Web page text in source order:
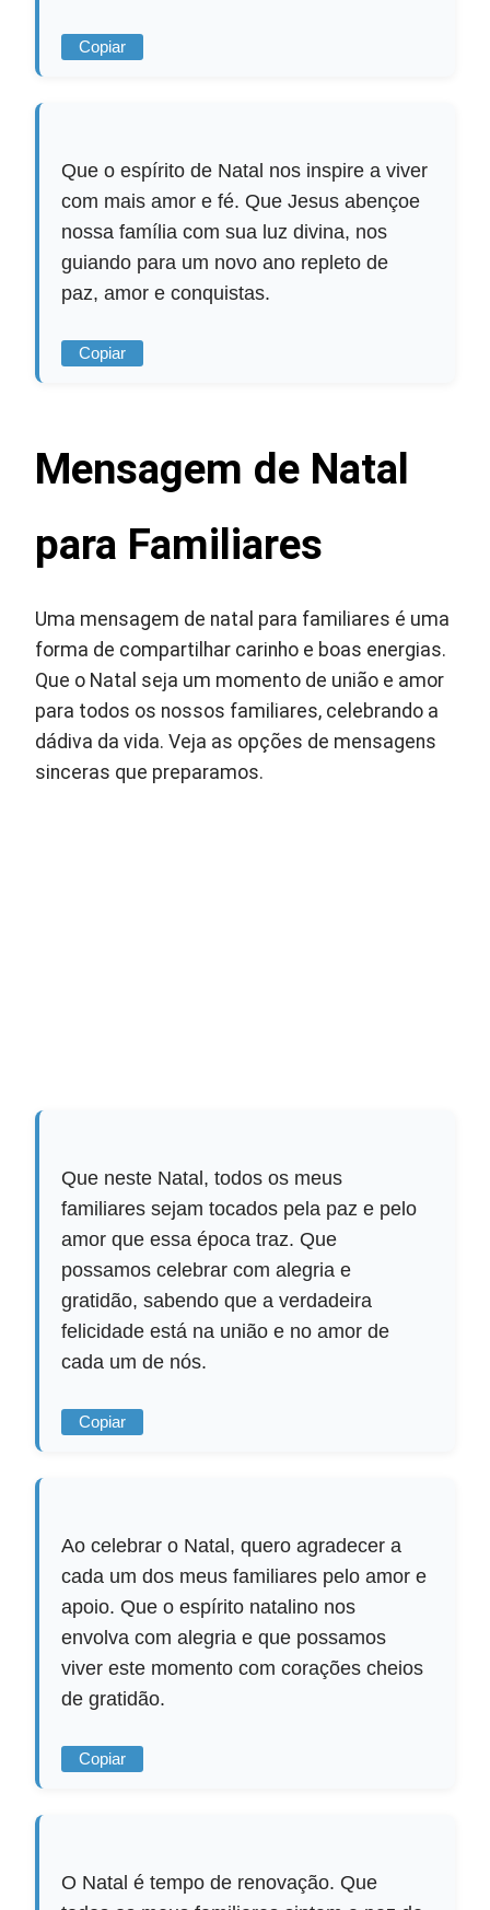
Copiar
Que o espírito de Natal nos inspire a viver
com mais amor e fé. Que Jesus abençoe
nossa família com sua luz divina, nos
guiando para um novo ano repleto de
paz, amor e conquistas.
Copiar
Mensagem de Natal
para Familiares
Uma mensagem de natal para familiares é uma
forma de compartilhar carinho e boas energias.
Que o Natal seja um momento de união e amor
para todos os nossos familiares, celebrando a
dádiva da vida. Veja as opções de mensagens
sinceras que preparamos.
Que neste Natal, todos os meus
familiares sejam tocados pela paz e pelo
amor que essa época traz. Que
possamos celebrar com alegria e
gratidão, sabendo que a verdadeira
felicidade está na união e no amor de
cada um de nós.
Copiar
Ao celebrar o Natal, quero agradecer a
cada um dos meus familiares pelo amor e
apoio. Que o espírito natalino nos
envolva com alegria e que possamos
viver este momento com corações cheios
de gratidão.
Copiar
O Natal é tempo de renovação. Que